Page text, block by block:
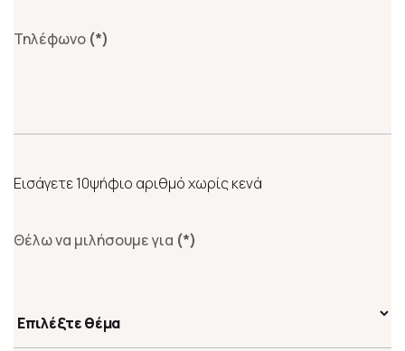
Τηλέφωνο (*)
Εισάγετε 10ψήφιο αριθμό χωρίς κενά
Θέλω να μιλήσουμε για (*)